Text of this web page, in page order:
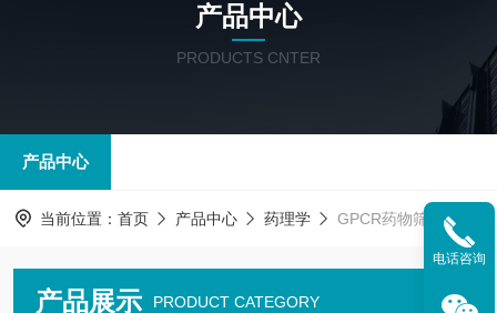
产品中心
PRODUCTS CNTER
产品中心
当前位置： 首页 产品中心 药理学 GPCR药物筛选
产品展示 PRODUCT CATEGORY
电话咨询